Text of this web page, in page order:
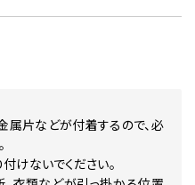
属片などが付着するので、必
けないでください。